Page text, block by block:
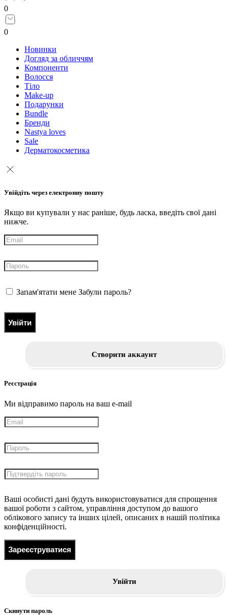
0
0
Новинки
Догляд за обличчям
Компоненти
Волосся
Тіло
Make-up
Подарунки
Bundle
Бренди
Nastya loves
Sale
Дерматокосметика
Увійдіть через електронну пошту
Якщо ви купували у нас раніше, будь ласка, введіть свої дані
нижче.
Запам'ятати мене Забули пароль?
Увійти
Створити аккаунт
Реєстрація
Ми відправимо пароль на ваш e-mail
Ваші особисті дані будуть використовуватися для спрощення
вашої роботи з сайтом, управління доступом до вашого
облікового запису та інших цілей, описаних в нашій політика
конфіденційності.
Зареєструватися
Увійти
Скинути пароль